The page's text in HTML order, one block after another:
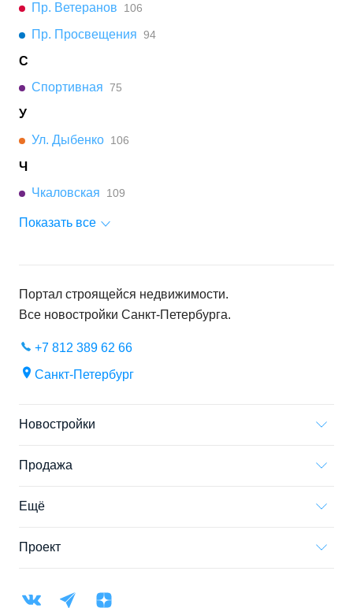
Пр. Ветеранов 106
Пр. Просвещения 94
С
Спортивная 75
У
Ул. Дыбенко 106
Ч
Чкаловская
109
Показать все
Портал строящейся недвижимости.
Все новостройки Санкт-Петербурга.
+7 812 389 62 66
Санкт-Петербург
Новостройки
Продажа
Ещё
Проект